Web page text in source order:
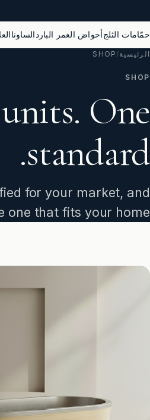
حمّامات الثلجأحواض الغمر البارد الساونا
الرئيسية/
SHOP
SHOP
One
standard.
for your market, and
that fits your home.